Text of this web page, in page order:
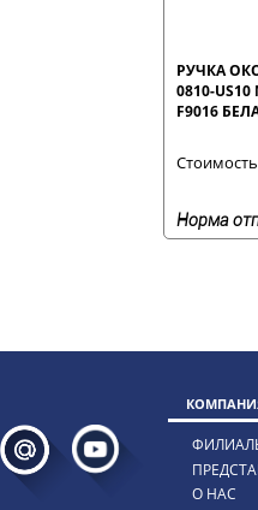
РУЧКА
0810-US10
F9016
Норма
КОМПАНИЯ
О НАС